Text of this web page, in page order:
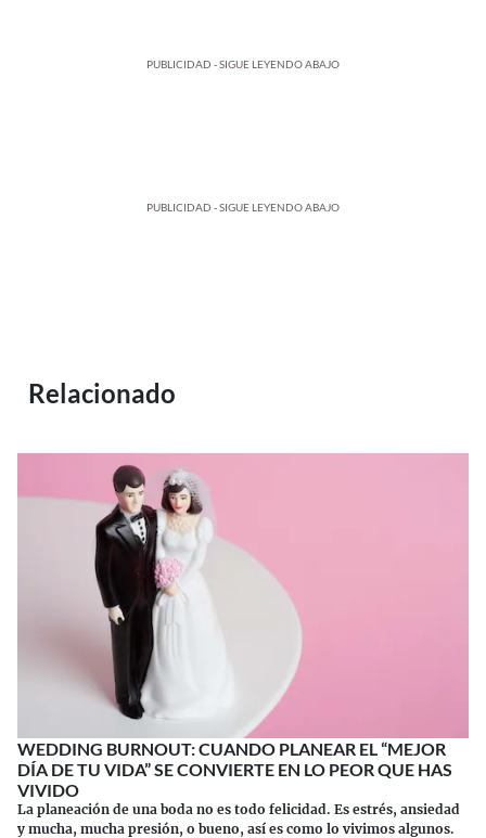
PUBLICIDAD - SIGUE LEYENDO ABAJO
PUBLICIDAD - SIGUE LEYENDO ABAJO
Relacionado
WEDDING BURNOUT: CUANDO PLANEAR EL “MEJOR
DÍA DE TU VIDA” SE CONVIERTE EN LO PEOR QUE HAS
VIVIDO
La planeación de una boda no es todo felicidad. Es estrés, ansiedad
y mucha, mucha presión, o bueno, así es como lo vivimos algunos.